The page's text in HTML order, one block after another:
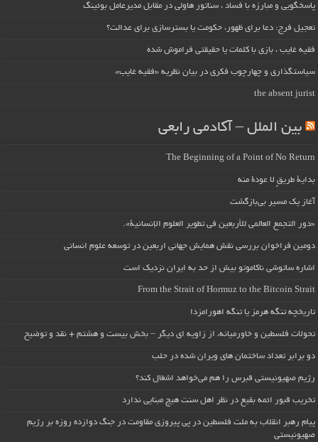
پاسخگویی و مبارزه با فساد ، سناتور هاولی در مقابل مدیرعامل بوئینگ
تعجیل فرج: دعا برای ظهور، حکومت یا بسترسازی برای عدالت؟
فقیه غایب ، بازی با کلمات یا حقیقتی فراموش شده
سیاستگذاری و چهارچوب فکری در بیان نظریه «فقیه غایب»
the absent jurist
بین الملل – آکادمی رابعی
The Beginning of a Point of No Return
بداية طريقٍ لا عودة منه
آغاز یک مسیر بی‌بازگشت
«دور التجمع العالمي للأربعين في تطوير العلوم الإنسانية».
دومین فراخوان بررسی نقش همایش جهانی اربعین در توسعه علوم انسانی
اشاره ساتوشی ناکاموتو بیش از حد به ایران نزدیک است
From the Strait of Hormuz to the Bitcoin Strait
تاریخچه تنگه هرمز یا تنگه اهورامزدا
تحولات فلسطین و خاورمیانه، از زاویه ای دیگر – بخش بیست و هشتم + نقد و توضیح
دو برابر تعداد ساختمان های ویران شده در حلب
رژیم صهیونیستی قبرس را هم می‌خواهد اشغال کند؟
تخریب قبور ائمه بقیع در نظر اهل سنت هیچ مبنایی ندارد
پیام رهبر انقلاب به ملت فلسطین در پی پیروزی مقاومت در جنگ دوازده روزه بر رژیم
صهیونیستی